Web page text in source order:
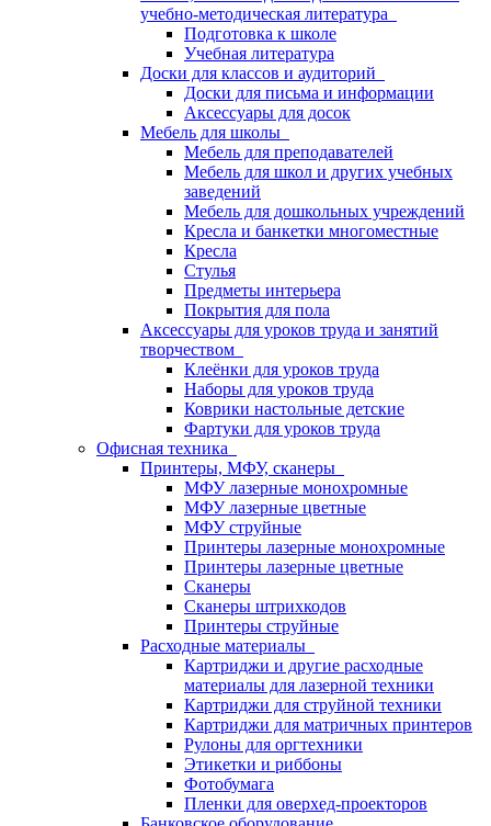
учебно-методическая литература
Подготовка к школе
Учебная литература
Доски для классов и аудиторий
Доски для письма и информации
Аксессуары для досок
Мебель для школы
Мебель для преподавателей
Мебель для школ и других учебных
заведений
Мебель для дошкольных учреждений
Кресла и банкетки многоместные
Кресла
Стулья
Предметы интерьера
Покрытия для пола
Аксессуары для уроков труда и занятий
творчеством
Клеёнки для уроков труда
Наборы для уроков труда
Коврики настольные детские
Фартуки для уроков труда
Офисная техника
Принтеры, МФУ, сканеры
МФУ лазерные монохромные
МФУ лазерные цветные
МФУ струйные
Принтеры лазерные монохромные
Принтеры лазерные цветные
Сканеры
Сканеры штрихкодов
Принтеры струйные
Расходные материалы
Картриджи и другие расходные
материалы для лазерной техники
Картриджи для струйной техники
Картриджи для матричных принтеров
Рулоны для оргтехники
Этикетки и риббоны
Фотобумага
Пленки для оверхед-проекторов